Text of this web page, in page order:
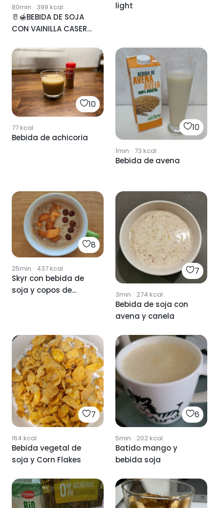
80min · 399 kcal
🥛🍯BEBIDA DE SOJA
CON VAINILLA CASERA
light
10
77kcal
Bebida de achicoria
10
1min · 73 kcal
Bebida de avena
8
25min · 437kcal
Skyr con bebida de
soja y copos de
7
3min · 274 kcal
Bebida de soja con
avena y canela
7
164 kcal
Bebida vegetal de
soja y Corn Flakes
6
5min · 202kcal
Batido mango y
bebida soja